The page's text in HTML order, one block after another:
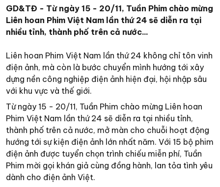
GD&TĐ - Từ ngày 15 - 20/11, Tuần Phim chào mừng
Liên hoan Phim Việt Nam lần thứ 24 sẽ diễn ra tại
nhiều tỉnh, thành phố trên cả nước...
Liên hoan Phim Việt Nam lần thứ 24 không chỉ tôn vinh
điện ảnh, mà còn là bước chuyển mình hướng tới xây
dựng nền công nghiệp điện ảnh hiện đại, hội nhập sâu
với khu vực và thế giới.
Từ ngày 15 - 20/11, Tuần Phim chào mừng Liên hoan
Phim Việt Nam lần thứ 24 sẽ diễn ra tại nhiều tỉnh,
thành phố trên cả nước, mở màn cho chuỗi hoạt động
hướng tới sự kiện điện ảnh lớn nhất năm. Với 15 bộ phim
điện ảnh được tuyển chọn trình chiếu miễn phí, Tuần
Phim mời gọi khán giả cùng đồng hành, lan tỏa tình yêu
dành cho điện ảnh Việt.